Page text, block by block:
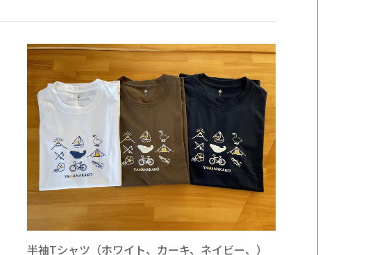
半袖Tシャツ（ホワイト、カーキ、ネイビー、）